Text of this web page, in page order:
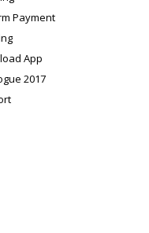
Payment
App
2017